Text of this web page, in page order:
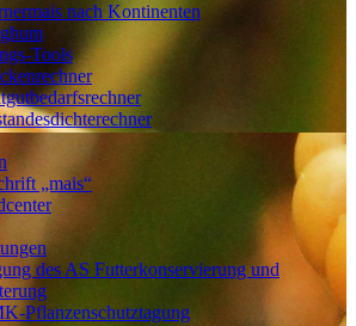
nach Kontinenten
Tools
„mais“
des AS Futterkonservierung und
Pflanzenschutztagung